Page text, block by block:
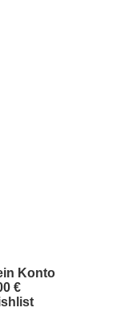
Konto
€